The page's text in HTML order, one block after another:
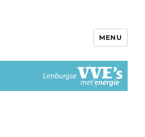
VvEs met Energie
MENU